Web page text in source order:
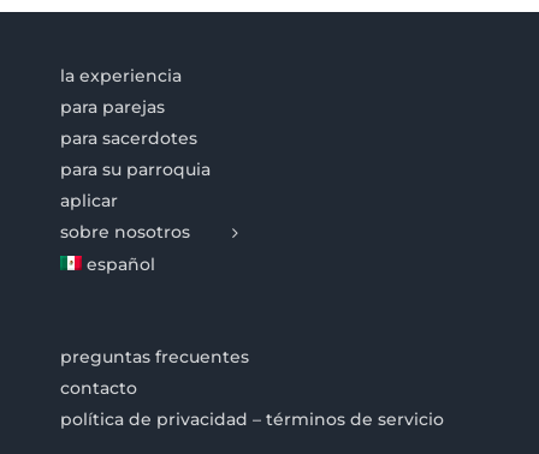
la experiencia
para parejas
para sacerdotes
para su parroquia
aplicar
sobre nosotros
español
preguntas frecuentes
contacto
política de privacidad – términos de servicio